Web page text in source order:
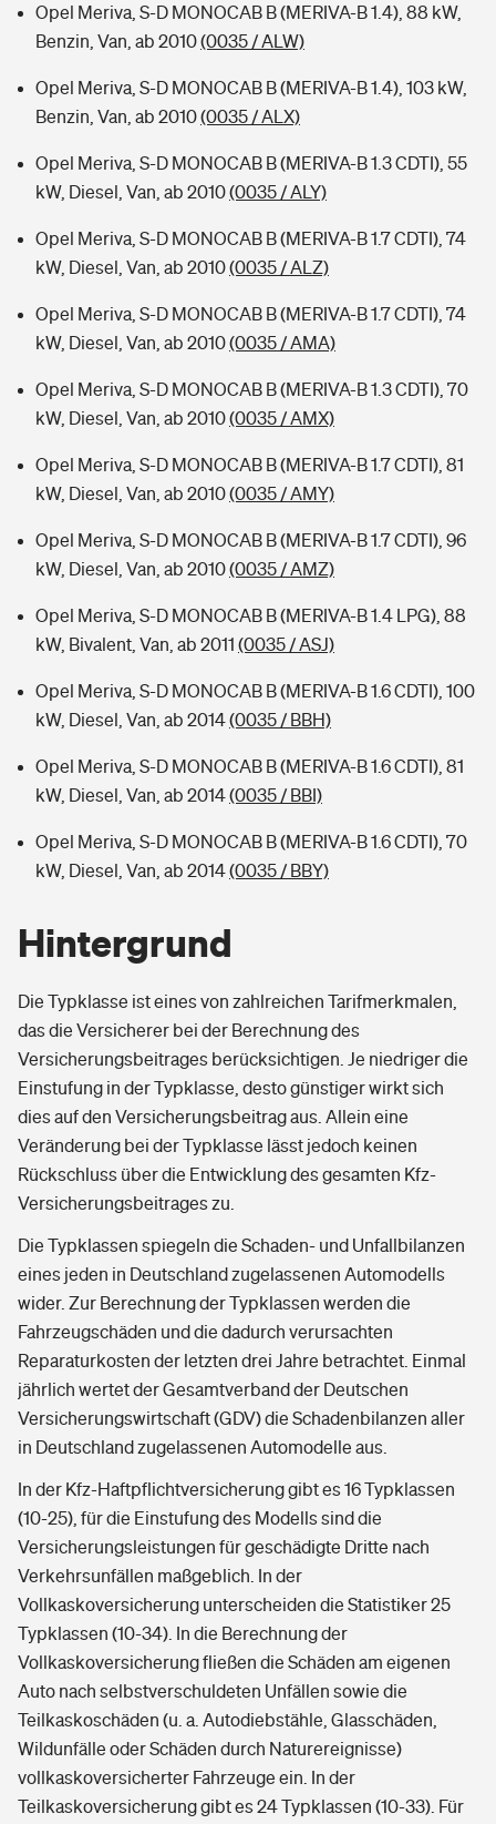
Opel Meriva, S-D MONOCAB B (MERIVA-B 1.4), 88 kW,
Benzin, Van, ab 2010(0035 / ALW)
Opel Meriva, S-D MONOCAB B (MERIVA-B 1.4), 103 kW,
Benzin, Van, ab 2010(0035 / ALX)
Opel Meriva, S-D MONOCAB B (MERIVA-B 1.3 CDTI), 55
kW, Diesel, Van, ab 2010(0035 / ALY)
Opel Meriva, S-D MONOCAB B (MERIVA-B 1.7 CDTI), 74
kW, Diesel, Van, ab 2010(0035 / ALZ)
Opel Meriva, S-D MONOCAB B (MERIVA-B 1.7 CDTI), 74
kW, Diesel, Van, ab 2010(0035 / AMA)
Opel Meriva, S-D MONOCAB B (MERIVA-B 1.3 CDTI), 70
kW, Diesel, Van, ab 2010(0035 / AMX)
Opel Meriva, S-D MONOCAB B (MERIVA-B 1.7 CDTI), 81
kW, Diesel, Van, ab 2010(0035 / AMY)
Opel Meriva, S-D MONOCAB B (MERIVA-B 1.7 CDTI), 96
kW, Diesel, Van, ab 2010(0035 / AMZ)
Opel Meriva, S-D MONOCAB B (MERIVA-B 1.4 LPG), 88
kW, Bivalent, Van, ab 2011 (0035 / ASJ)
Opel Meriva, S-D MONOCAB B (MERIVA-B 1.6 CDTI), 100
kW, Diesel, Van, ab 2014(0035 / BBH)
Opel Meriva, S-D MONOCAB B (MERIVA-B 1.6 CDTI), 81
kW, Diesel, Van, ab 2014(0035 / BBI)
Opel Meriva, S-D MONOCAB B (MERIVA-B 1.6 CDTI), 70
kW, Diesel, Van, ab 2014(0035 / BBY)
Hintergrund
Die Typklasse ist eines von zahlreichen Tarifmerkmalen,
das die Versicherer bei der Berechnung des
Versicherungsbeitrages berücksichtigen. Je niedriger die
Einstufung in der Typklasse, desto günstiger wirkt sich
dies auf den Versicherungsbeitrag aus. Allein eine
Veränderung bei der Typklasse lässt jedoch keinen
Rückschluss über die Entwicklung des gesamten Kfz-
Versicherungsbeitrages zu.
Die Typklassen spiegeln die Schaden- und Unfallbilanzen
eines jeden in Deutschland zugelassenen Automodells
wider. Zur Berechnung der Typklassen werden die
Fahrzeugschäden und die dadurch verursachten
Reparaturkosten der letzten drei Jahre betrachtet. Einmal
jährlich wertet der Gesamtverband der Deutschen
Versicherungswirtschaft (GDV) die Schadenbilanzen aller
in Deutschland zugelassenen Automodelle aus.
In der Kfz-Haftpflichtversicherung gibt es 16 Typklassen
(10-25), für die Einstufung des Modells sind die
Versicherungsleistungen für geschädigte Dritte nach
Verkehrsunfällen maßgeblich. In der
Vollkaskoversicherung unterscheiden die Statistiker 25
Typklassen (10-34). In die Berechnung der
Vollkaskoversicherung fließen die Schäden am eigenen
Auto nach selbstverschuldeten Unfällen sowie die
Teilkaskoschäden (u. a. Autodiebstähle, Glasschäden,
Wildunfälle oder Schäden durch Naturereignisse)
vollkaskoversicherter Fahrzeuge ein. In der
Teilkaskoversicherung gibt es 24 Typklassen (10-33). Für